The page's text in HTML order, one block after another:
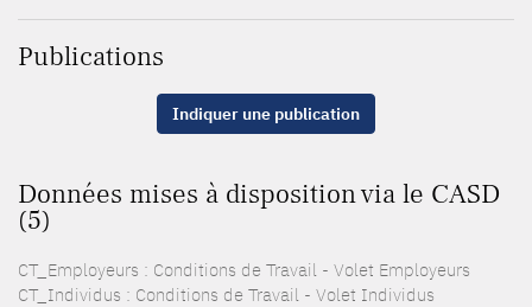
Publications
Indiquer une publication
Données mises à disposition via le CASD
(5)
CT_Employeurs : Conditions de Travail - Volet Employeurs
CT_Individus : Conditions de Travail - Volet Individus